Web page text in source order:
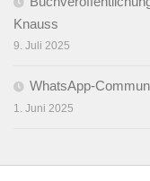
Knauss
9. Juli 2025
WhatsApp-
1. Juni 2025